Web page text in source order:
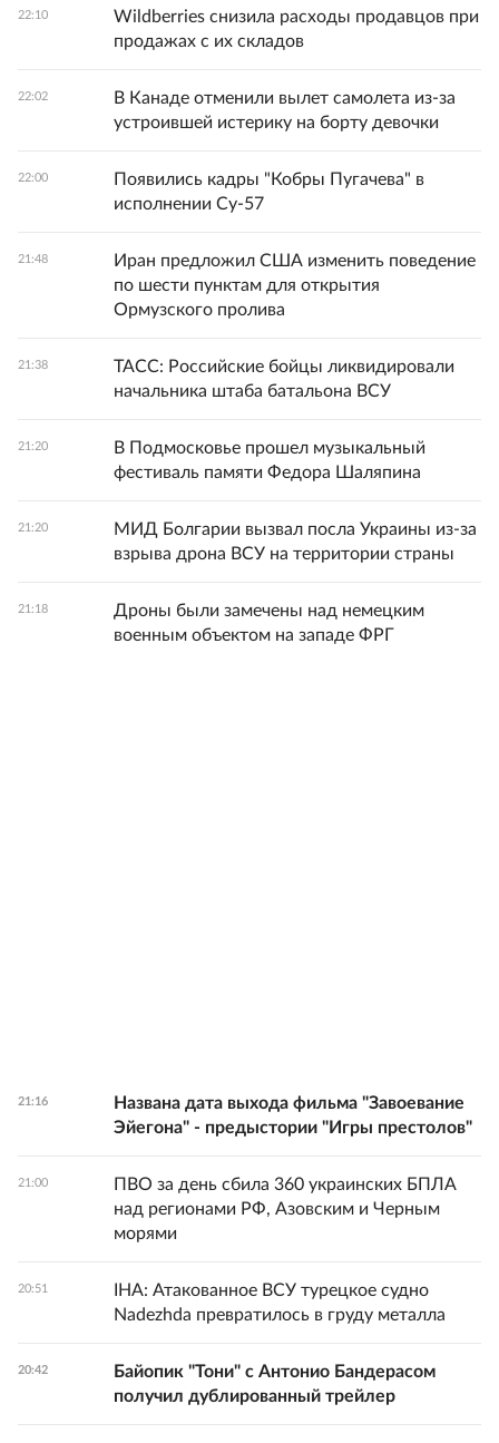
22:10
Wildberries снизила расходы продавцов при
продажах с их складов
22:02
В Канаде отменили вылет самолета из-за
устроившей истерику на борту девочки
22:00
Появились кадры "Кобры Пугачева" в
исполнении Су-57
21:48
Иран предложил США изменить поведение
по шести пунктам для открытия
Ормузского пролива
21:38
ТАСС: Российские бойцы ликвидировали
начальника штаба батальона ВСУ
21:20
В Подмосковье прошел музыкальный
фестиваль памяти Федора Шаляпина
21:20
МИД Болгарии вызвал посла Украины из-за
взрыва дрона ВСУ на территории страны
21:18
Дроны были замечены над немецким
военным объектом на западе ФРГ
21:16
Названа дата выхода фильма "Завоевание
Эйегона" - предыстории "Игры престолов"
21:00
ПВО за день сбила 360 украинских БПЛА
над регионами РФ, Азовским и Черным
морями
20:51
IHA: Атакованное ВСУ турецкое судно
Nadezhda превратилось в груду металла
20:42
Байопик "Тони" с Антонио Бандерасом
получил дублированный трейлер